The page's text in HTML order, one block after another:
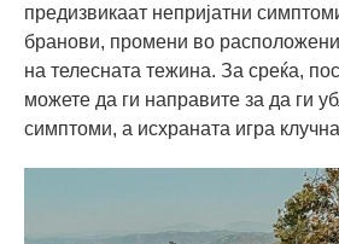
предизвикаат непријатни
бранови, промени во
на телесната тежина. За среќа,
можете да ги направите за да ги
симптоми, а исхраната игра